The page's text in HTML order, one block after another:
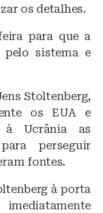
os detalhes.
para que a
pelo sistema e
Stoltenberg,
os EUA e
à Ucrânia as
perseguir
fontes.
à porta